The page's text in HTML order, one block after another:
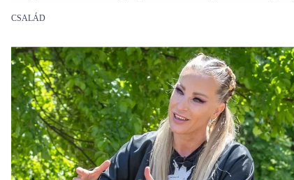
CSALÁD